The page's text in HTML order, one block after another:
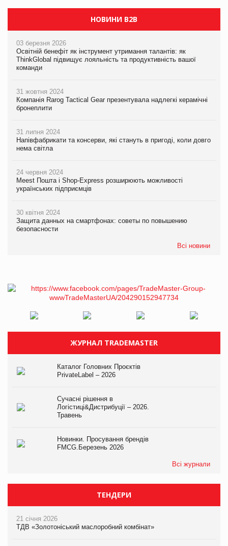
НОВИНИ B2B
03 березня 2026
Освітній бенефіт як інструмент утримання талантів: як
ThinkGlobal підвищує лояльність та продуктивність вашої
команди
31 жовтня 2024
Компанія Rarog Tactical Gear презентувала надлегкі керамічні
бронеплити
31 липня 2024
Напівфабрикати та консерви, які стануть в пригоді, коли довго
нема світла
24 червня 2024
Meest Пошта і Shop-Express розширюють можливості
українських підприємців
30 квітня 2024
Защита данных на смартфонах: советы по повышению
безопасности
Всі новини
ЖУРНАЛ TRADEMASTER
Каталог Головних Проєктів
PrivateLabel – 2026
Сучасні рішення в
Логістиці&Дистрибуції – 2026.
Травень
Новинки. Просування брендів
FMCG.Березень 2026
Всі журнали
ТЕНДЕРИ
21 січня 2026
ТДВ «Золотоніський маслоробний комбінат»